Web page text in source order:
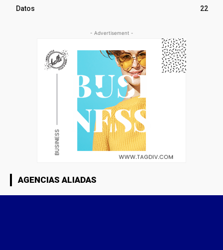
Datos
22
- Advertisement -
AGENCIAS ALIADAS